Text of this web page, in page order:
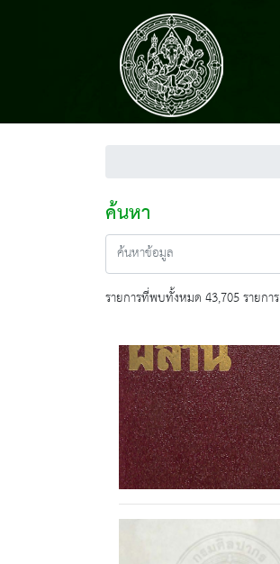
ค้นหา
รายการที่พบทั้งหมด 43,705 รายการ